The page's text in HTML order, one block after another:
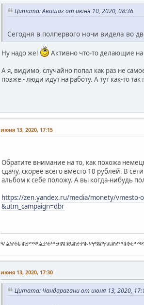
Цитата: Авишаг от июня 10, 2020, 08:36
Сегодня в полпервого ночи видела во
Ну надо же!
Активно что-то делающие
А я, видимо, случайно попал как раз не
позже - люди идут на работу. А тут как-то
июня 13, 2020, 17:15
Обратите внимание на то, как похожа
сдачу, скорее всего вместо 10 рублей. В
альбом к себе положу. А вы когда-нибудь
https://zen.yandex.ru/media/monety/vmesto-
&utm_campaign=dbr
июня 13, 2020, 17:30
Цитата: Чандарагани от июня 13, 2020,